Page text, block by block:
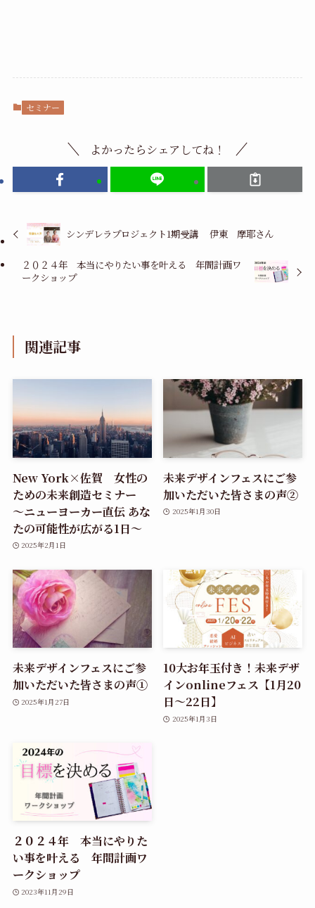
セミナー
よかったらシェアしてね！
シンデレラプロジェクト1期受講 伊東 摩耶さん
２０２４年 本当にやりたい事を叶える 年間計画ワ
ークショップ
関連記事
New York×佐賀 女性の
ための未来創造セミナー
～ニューヨーカー直伝 あな
たの可能性が広がる1日～
2025年2月1日
未来デザインフェスにご参
加いただいた皆さまの声②
2025年1月30日
未来デザインフェスにご参
加いただいた皆さまの声①
2025年1月27日
10大お年玉付き！未来デザ
インonlineフェス【1月20
日～22日】
2025年1月3日
２０２４年 本当にやりた
い事を叶える 年間計画ワ
ークショップ
2023年11月29日